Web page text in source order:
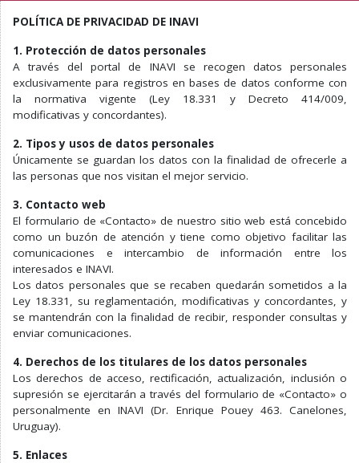
POLÍTICA DE PRIVACIDAD DE INAVI
1. Protección de datos personales
A través del portal de INAVI se recogen datos personales
exclusivamente para registros en bases de datos conforme con
la normativa vigente (Ley 18.331 y Decreto 414/009,
modificativas y concordantes).
2. Tipos y usos de datos personales
Únicamente se guardan los datos con la finalidad de ofrecerle a
las personas que nos visitan el mejor servicio.
3. Contacto web
El formulario de «Contacto» de nuestro sitio web está concebido
como un buzón de atención y tiene como objetivo facilitar las
comunicaciones e intercambio de información entre los
interesados e INAVI.
Los datos personales que se recaben quedarán sometidos a la
Ley 18.331, su reglamentación, modificativas y concordantes, y
se mantendrán con la finalidad de recibir, responder consultas y
enviar comunicaciones.
4. Derechos de los titulares de los datos personales
Los derechos de acceso, rectificación, actualización, inclusión o
supresión se ejercitarán a través del formulario de «Contacto» o
personalmente en INAVI (Dr. Enrique Pouey 463. Canelones,
Uruguay).
5. Enlaces